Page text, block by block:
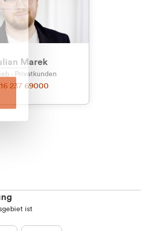
Marek
- Privatkunden
237 69000
ist